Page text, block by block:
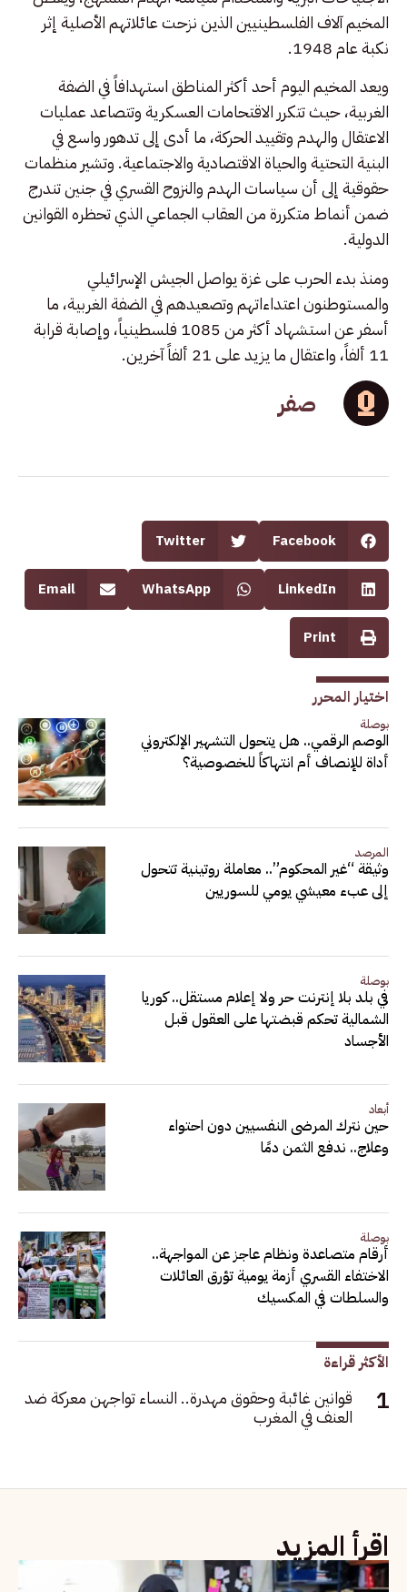
المخيم آلاف الفلسطينيين الذين نزحت عائلاتهم الأصلية إثر
نكبة عام 1948.
ويعد المخيم اليوم أحد أكثر المناطق استهدافاً في الضفة
الغربية، حيث تتكرر الاقتحامات العسكرية وتتصاعد عمليات
الاعتقال والهدم وتقييد الحركة، ما أدى إلى تدهور واسع في
البنية التحتية والحياة الاقتصادية والاجتماعية. وتشير منظمات
حقوقية إلى أن سياسات الهدم والنزوح القسري في جنين تندرج
ضمن أنماط متكررة من العقاب الجماعي الذي تحظره القوانين
الدولية.
ومنذ بدء الحرب على غزة يواصل الجيش الإسرائيلي
والمستوطنون اعتداءاتهم وتصعيدهم في الضفة الغربية، ما
أسفر عن استشهاد أكثر من 1085 فلسطينياً، وإصابة قرابة
11 ألفاً، واعتقال ما يزيد على 21 ألفاً آخرين.
صفر
Facebook
Twitter
LinkedIn
WhatsApp
Email
Print
اختيار المحرر
بوصلة
الوصم الرقمي.. هل يتحول التشهير الإلكتروني
أداة للإنصاف أم انتهاكاً للخصوصية؟
المرصد
وثيقة “غير المحكوم”.. معاملة روتينية تتحول
إلى عبء معيشي يومي للسوريين
بوصلة
في بلد بلا إنترنت حر ولا إعلام مستقل.. كوريا
الشمالية تحكم قبضتها على العقول قبل
الأجساد
أبعاد
حين نترك المرضى النفسيين دون احتواء
وعلاج.. ندفع الثمن دمًا
بوصلة
أرقام متصاعدة ونظام عاجز عن المواجهة..
الاختفاء القسري أزمة يومية تؤرق العائلات
والسلطات في المكسيك
الأكثر قراءة
قوانين غائبة وحقوق مهدرة.. النساء تواجهن معركة ضد
العنف في المغرب
اقرأ المزيد